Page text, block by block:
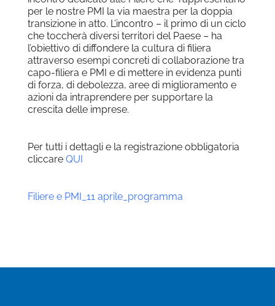
per le nostre PMI la via maestra per la doppia
transizione in atto. L’incontro – il primo di un ciclo
che toccherà diversi territori del Paese – ha
l’obiettivo di diffondere la cultura di filiera
attraverso esempi concreti di collaborazione tra
capo-filiera e PMI e di mettere in evidenza punti
di forza, di debolezza, aree di miglioramento e
azioni da intraprendere per supportare la
crescita delle imprese.
Per tutti i dettagli e la registrazione obbligatoria
cliccare QUI
Filiere e PMI_11 aprile_programma